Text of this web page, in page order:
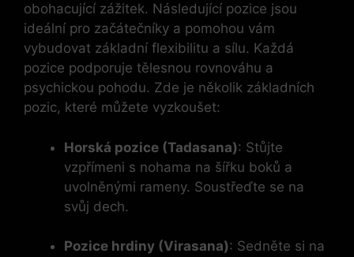
obohacující zážitek. Následující pozice jsou
ideální pro začátečníky a pomohou vám
vybudovat základní flexibilitu a sílu. Každá
pozice podporuje tělesnou rovnováhu a
psychickou pohodu. Zde je několik základních
pozic, které můžete vyzkoušet:
Horská pozice (Tadasana): Stůjte
vzpřímeni s nohama na šířku boků a
uvolněnými rameny. Soustřeďte se na
svůj dech.
Pozice hrdiny (Virasana): Sedněte si na